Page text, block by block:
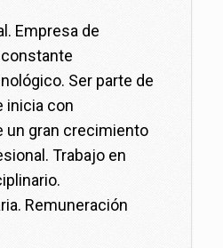
Empresa de
Ser parte de
inicia con
un gran crecimiento
Trabajo en
Remuneración